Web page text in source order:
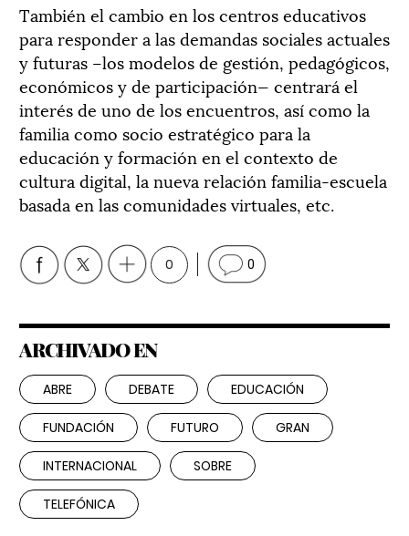
También el cambio en los centros educativos
para responder a las demandas sociales actuales
y futuras –los modelos de gestión, pedagógicos,
económicos y de participación— centrará el
interés de uno de los encuentros, así como la
familia como socio estratégico para la
educación y formación en el contexto de
cultura digital, la nueva relación familia-escuela
basada en las comunidades virtuales, etc.
0 0
ARCHIVADO EN
ABRE DEBATE EDUCACIÓN
FUNDACIÓN FUTURO GRAN
INTERNACIONAL SOBRE
TELEFÓNICA